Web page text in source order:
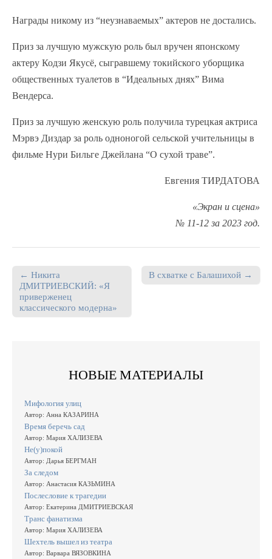
Награды никому из “неузнаваемых” актеров не достались.
Приз за лучшую мужскую роль был вручен японскому
актеру Кодзи Якусё, сыгравшему токийского уборщика
общественных туалетов в “Идеальных днях” Вима
Вендерса.
Приз за лучшую женскую роль получила турецкая актриса
Мэрвэ Диздар за роль одноногой сельской учительницы в
фильме Нури Бильге Джейлана “О сухой траве”.
Евгения ТИРДАТОВА
«Экран и сцена»
№ 11-12 за 2023 год.
Post navigation
← Никита
ДМИТРИЕВСКИЙ: «Я
приверженец
классического модерна»
В схватке с Балашихой →
НОВЫЕ МАТЕРИАЛЫ
Мифология улиц
Автор: Анна КАЗАРИНА
Время беречь сад
Автор: Мария ХАЛИЗЕВА
Не(у)покой
Автор: Дарья БЕРГМАН
За следом
Автор: Анастасия КАЗЬМИНА
Послесловие к трагедии
Автор: Екатерина ДМИТРИЕВСКАЯ
Транс фанатизма
Автор: Мария ХАЛИЗЕВА
Шехтель вышел из театра
Автор: Варвара ВЯЗОВКИНА